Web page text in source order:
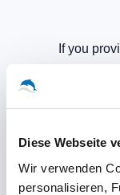
Diese Webseite
Wir verwenden
personalisieren,
If you